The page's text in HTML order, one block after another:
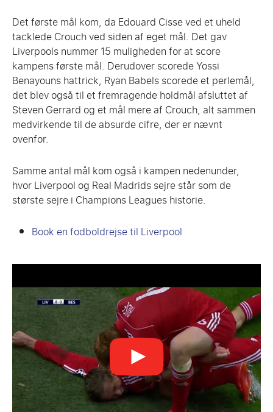
Det første mål kom, da Edouard Cisse ved et uheld
tacklede Crouch ved siden af ​​eget mål. Det gav
Liverpools nummer 15 muligheden for at score
kampens første mål. Derudover scorede Yossi
Benayouns hattrick, Ryan Babels scorede et perlemål,
det blev også til et fremragende holdmål afsluttet af
Steven Gerrard og et mål mere af Crouch, alt sammen
medvirkende til de absurde cifre, der er nævnt
ovenfor.
Samme antal mål kom også i kampen nedenunder,
hvor Liverpool og Real Madrids sejre står som de
største sejre i Champions Leagues historie.
Book en fodboldrejse til Liverpool